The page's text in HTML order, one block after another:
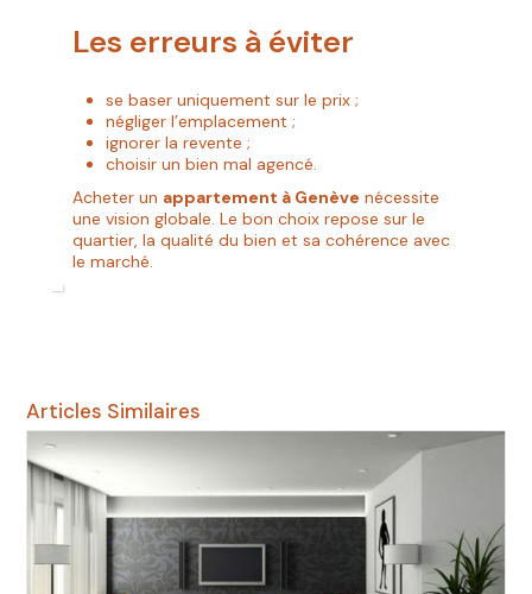
Les erreurs à éviter
se baser uniquement sur le prix ;
négliger l’emplacement ;
ignorer la revente ;
choisir un bien mal agencé.
Acheter un appartement à Genève nécessite
une vision globale. Le bon choix repose sur le
quartier, la qualité du bien et sa cohérence avec
le marché.
Articles Similaires